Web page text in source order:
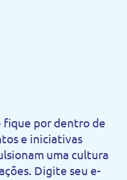
fique por dentro de
e iniciativas
uma cultura
Digite seu e-